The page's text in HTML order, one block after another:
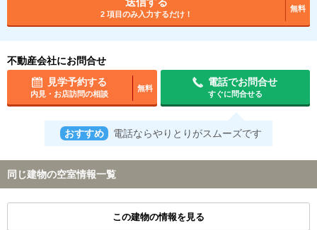
2 項目のみ入力するだけ！
無料
不動産会社にお問合せ
見学予約する
内見・お店訪問の相談
無料
電話でお問合せ
すぐに問合せる
おすすめ 電話ならやりとりがスムーズです
同じ建物の空室情報一覧
この建物の情報を見る